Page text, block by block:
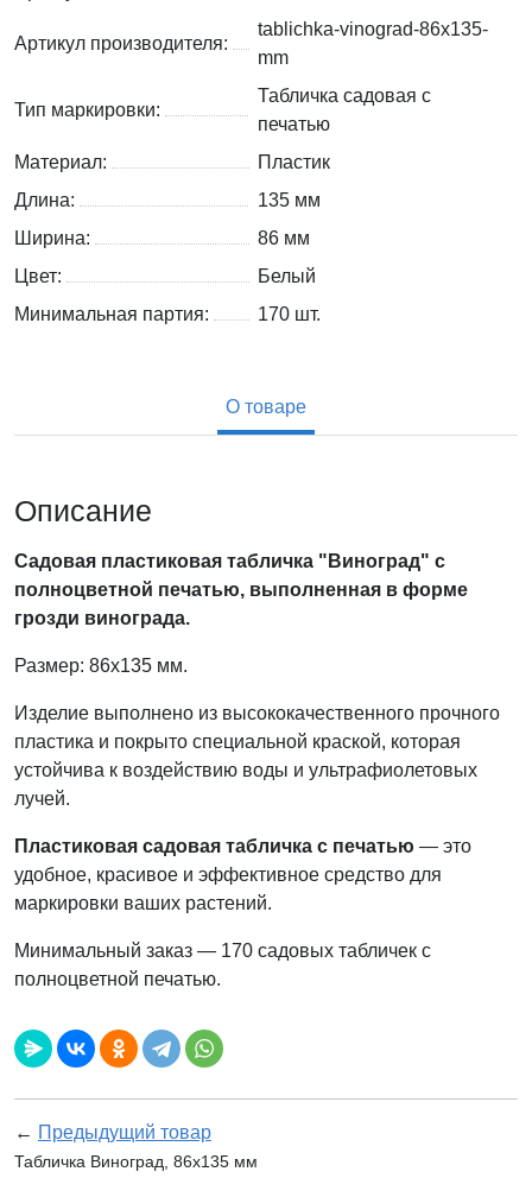
Артикул производителя:
tablichka-vinograd-86x135-
mm
Тип маркировки:
Табличка садовая с
печатью
Материал:
Пластик
Длина:
135 мм
Ширина:
86 мм
Цвет:
Белый
Минимальная партия:
170 шт.
О товаре
Описание
Садовая пластиковая табличка "Виноград" с
полноцветной печатью, выполненная в форме
грозди винограда.
Размер: 86х135 мм.
Изделие выполнено из высококачественного прочного
пластика и покрыто специальной краской, которая
устойчива к воздействию воды и ультрафиолетовых
лучей.
Пластиковая садовая табличка с печатью — это
удобное, красивое и эффективное средство для
маркировки ваших растений.
Минимальный заказ — 170 садовых табличек с
полноцветной печатью.
← Предыдущий товар
Табличка Виноград, 86х135 мм